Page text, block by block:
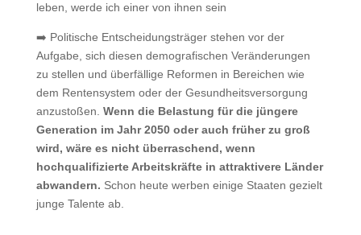
leben, werde ich einer von ihnen sein
➡️ Politische Entscheidungsträger stehen vor der
Aufgabe, sich diesen demografischen Veränderungen
zu stellen und überfällige Reformen in Bereichen wie
dem Rentensystem oder der Gesundheitsversorgung
anzustoßen. Wenn die Belastung für die jüngere
Generation im Jahr 2050 oder auch früher zu groß
wird, wäre es nicht überraschend, wenn
hochqualifizierte Arbeitskräfte in attraktivere Länder
abwandern. Schon heute werben einige Staaten gezielt
junge Talente ab.